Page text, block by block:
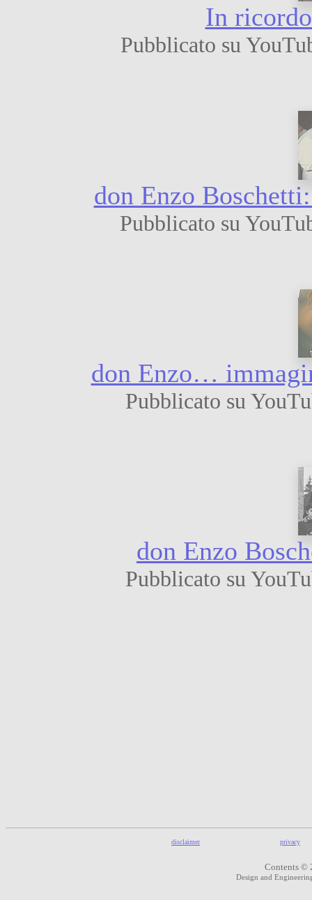
In
Pubblicato su
don Enzo
Pubblicato su
don Enzo…
Pubblicato su
don Enzo
Pubblicato su
disclaimer privacy
Contents ©
Design and